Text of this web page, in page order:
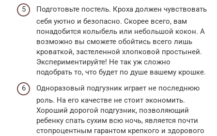
Подготовьте постель. Кроха должен чувствовать
себя уютно и безопасно. Скорее всего, вам
понадобится колыбель или небольшой кокон. А
возможно вы сможете обойтись всего лишь
кроваткой, застеленной хлопковой простыней.
Экспериментируйте! Не так уж сложно
подобрать то, что будет по душе вашему крошке.
Одноразовый подгузник играет не последнюю
роль. На его качестве не стоит экономить.
Хороший дорогой подгузник, позволяющий
ребенку спать сухим всю ночь, является почти
стопроцентным гарантом крепкого и здорового